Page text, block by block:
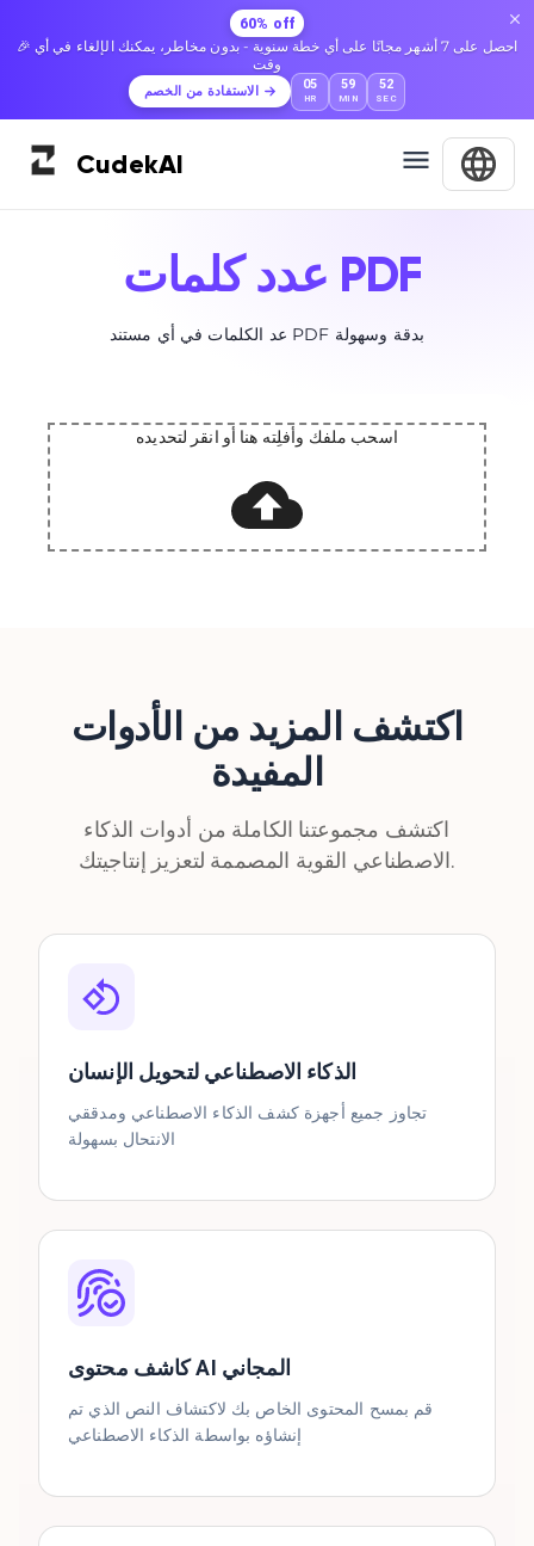
60% off
🎉 احصل على 7 أشهر مجانًا على أي خطة سنوية - بدون مخاطر، يمكنك الإلغاء في أي
وقت
الاستفادة من الخصم 05
HR
59
MIN
52
SEC
CudekAI
عدد كلمات PDF
عد الكلمات في أي مستند PDF بدقة وسهولة
اسحب ملفك وأفلِته هنا أو انقر لتحديده
اكتشف المزيد من الأدوات
المفيدة
اكتشف مجموعتنا الكاملة من أدوات الذكاء
الاصطناعي القوية المصممة لتعزيز إنتاجيتك.
الذكاء الاصطناعي لتحويل الإنسان
تجاوز جميع أجهزة كشف الذكاء الاصطناعي ومدققي
الانتحال بسهولة
كاشف محتوى AI المجاني
قم بمسح المحتوى الخاص بك لاكتشاف النص الذي تم
إنشاؤه بواسطة الذكاء الاصطناعي